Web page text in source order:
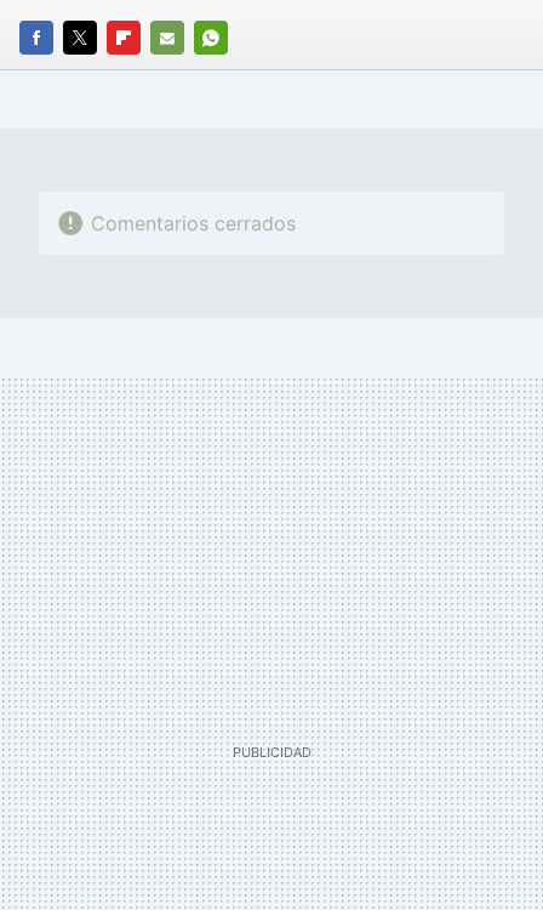
FACEBOOK
TWITTERFLIPBOARD
E-
WHATSAPP
Comentarios cerrados